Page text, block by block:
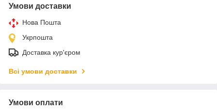
Умови доставки
Нова Пошта
Укрпошта
Доставка кур'єром
Всі умови доставки
Умови оплати